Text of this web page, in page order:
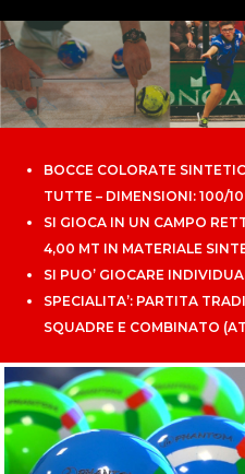
BOCCE COLORATE
TUTTE – DIMENSIONI: 100/
SI GIOCA IN UN CAMPO
4,00 MT IN MATERIALE
SI PUO’ GIOCARE
SPECIALITA’: PARTITA
SQUADRE E COMBINATO